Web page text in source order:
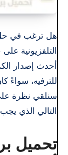
هل ترغب في حل
التلفزيونية
أحدث إصدار
للترفيه، سواءً
التالي الذي